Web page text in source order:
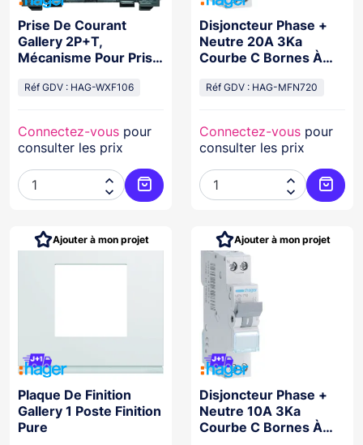
Prise De Courant
Gallery 2P+T,
Mécanisme Pour Prise
Affleurante
Réf GDV : HAG-WXF106
Connectez-vous pour
consulter les prix


Ajouter au panier
Disjoncteur Phase +
Neutre 20A 3Ka
Courbe C Bornes À
Réf GDV : HAG-MFN720
Connectez-vous pour
consulter les prix


Plaque De Finition
Gallery 1 Poste Finition
Pure
Ajouter à mon projet
Disjoncteur Phase +
Neutre 10A 3Ka
Courbe C Bornes À
Ajouter à mon projet